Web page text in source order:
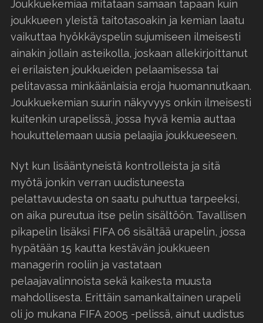
Joukkuekemiaa mitataan samaan tapaan kuin
joukkueen yleistä taitotasoakin ja kemian laatu
vaikuttaa hyökkäyspelin sujumiseen ilmeisesti
ainakin jollain asteikolla, joskaan allekirjoittanut
ei erilaisten joukkueiden pelaamisessa tai
pelitavassa minkäänlaisia eroja huomannutkaan.
Joukkuekemian suurin näkyvyys onkin ilmeisesti
kuitenkin urapelissä, jossa hyvä kemia auttaa
houkuttelemaan uusia pelaajia joukkueeseen.
Nyt kun lisääntyneistä kontrolleista ja sitä
myötä jonkin verran uudistuneesta
pelattavuudesta on saatu puhuttua tarpeeksi,
on aika pureutua itse pelin sisältöön. Tavallisen
pikapelin lisäksi FIFA 06 sisältää urapelin, jossa
hypätään 15 kautta kestävän joukkueen
managerin rooliin ja vastataan
pelaajavalinnoista sekä kaikesta muusta
mahdollisesta. Erittäin samankaltainen urapeli
oli jo mukana FIFA 2005 -pelissä, ainut uudistus